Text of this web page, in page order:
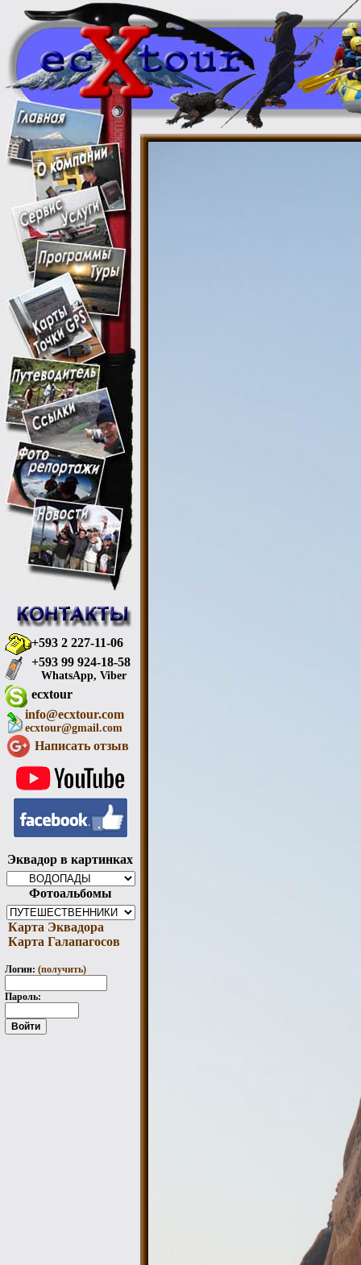
+593 2 227-11-06
+593 99 924-18-58
WhatsApp, Viber
ecxtour
info@ecxtour.com
ecxtour@gmail.com
Написать отзыв
Эквадор в картинках
Фотоальбомы
Карта Эквадора
Карта Галапагосов
Логин: (получить)
Пароль: